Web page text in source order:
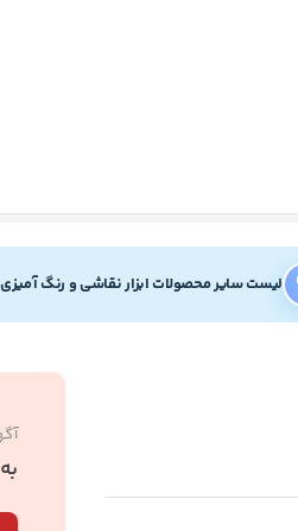
لیست سایر محصولات ابزار نقاشی و رنگ آمیزی